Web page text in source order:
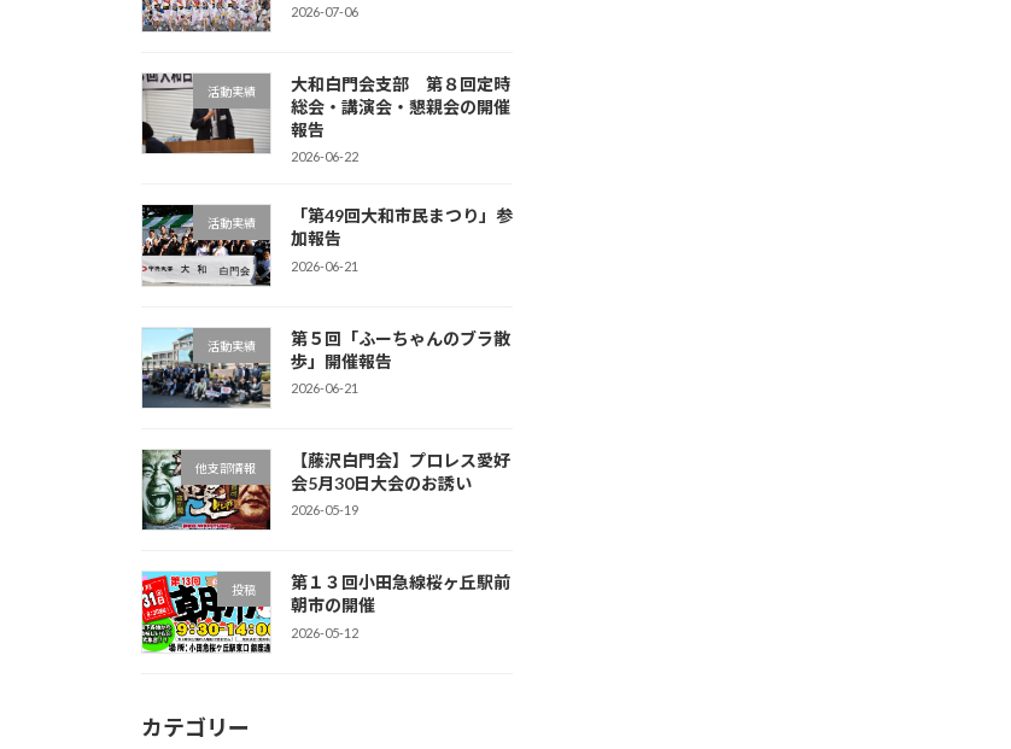
2026-07-06
活動実績
大和白門会支部 第８回定時
総会・講演会・懇親会の開催
報告
2026-06-22
活動実績
「第49回大和市民まつり」参
加報告
2026-06-21
活動実績
第５回「ふーちゃんのブラ散
歩」開催報告
2026-06-21
他支部情報
【藤沢白門会】プロレス愛好
会5月30日大会のお誘い
2026-05-19
投稿
第１３回小田急線桜ヶ丘駅前
朝市の開催
2026-05-12
カテゴリー